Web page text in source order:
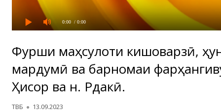
0:00 / 0:00
Фурӯши маҳсулоти кишоварзӣ,
мардумӣ ва барномаи
Ҳисор ва н. Рӯдакӣ.
Автор
ТВБ Опубликовано
13.09.2023